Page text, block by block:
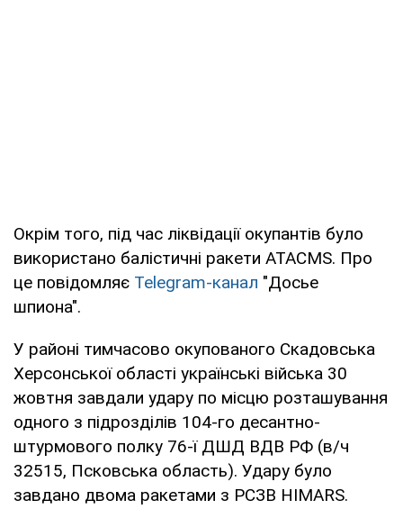
Окрім того, під час ліквідації окупантів було
використано балістичні ракети ATACMS. Про
це повідомляє Telegram-канал "Досье
шпиона".
У районі тимчасово окупованого Скадовська
Херсонської області українські війська 30
жовтня завдали удару по місцю розташування
одного з підрозділів 104-го десантно-
штурмового полку 76-ї ДШД ВДВ РФ (в/ч
32515, Псковська область). Удару було
завдано двома ракетами з РСЗВ HIMARS.